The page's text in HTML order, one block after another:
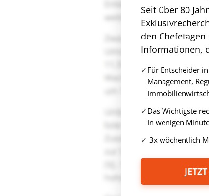
Seit über 80
den
Informationen,
Für Entscheider
Management,
Das Wichtigste
In wenigen
3x wöchentlich